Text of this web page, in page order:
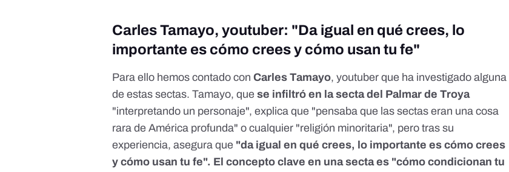
Carles Tamayo, youtuber: "Da igual en qué crees, lo
importante es cómo crees y cómo usan tu fe"
Para ello hemos contado conCarles Tamayo,youtuber que ha investigado alguna
de estas sectas. Tamayo, quese infiltró en la secta del Palmar de Troya
"interpretando un personaje", explica que "pensaba que las sectas eran una cosa
rara de América profunda" o cualquier "religión minoritaria", pero tras su
experiencia, asegura que "da igual en qué crees, lo importante es cómo crees
y cómo usan tu fe". El concepto clave en una secta es "cómo condicionan tu